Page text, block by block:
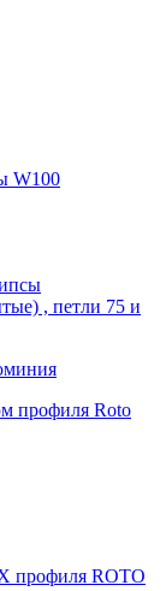
W100
, петли 75 и
профиля Roto
профиля ROTO